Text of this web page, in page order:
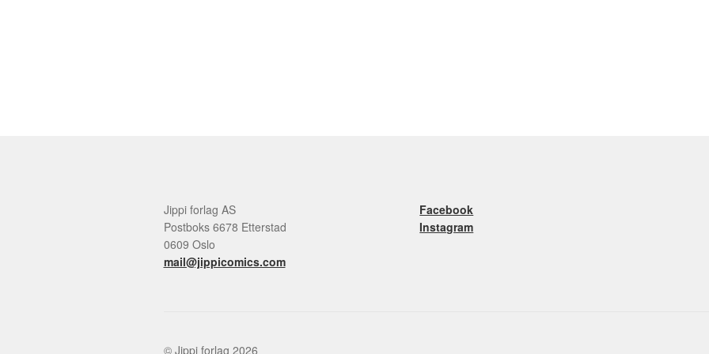
Jippi forlag AS
Postboks 6678 Etterstad
0609 Oslo
mail@jippicomics.com
Facebook
Instagram
© Jippi forlag 2026